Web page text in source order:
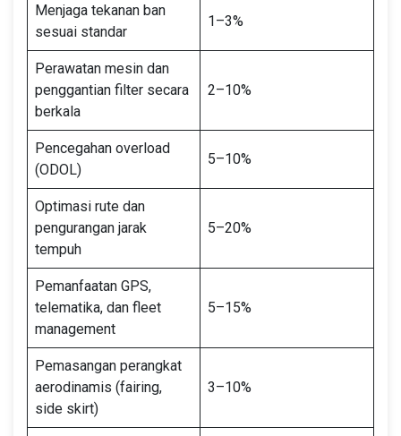
Menjaga tekanan ban
sesuai standar
1–3%
Perawatan mesin dan
penggantian filter secara
berkala
2–10%
Pencegahan overload
(ODOL)
5–10%
Optimasi rute dan
pengurangan jarak
tempuh
5–20%
Pemanfaatan GPS,
telematika, dan fleet
management
5–15%
Pemasangan perangkat
aerodinamis (fairing,
side skirt)
3–10%